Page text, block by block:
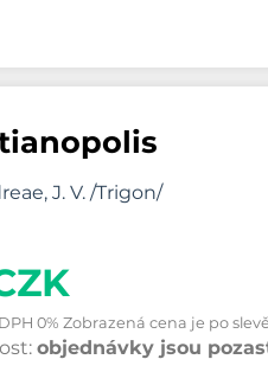
J. V. /Trigon/
0% Zobrazená cena je po slevě
objednávky jsou